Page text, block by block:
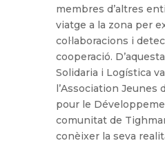
membres d’altres
viatge a la zona per
col·laboracions i
cooperació.
Solidaria i Logística
l’Association Jeunes
pour le
comunitat de
conèixer la seva